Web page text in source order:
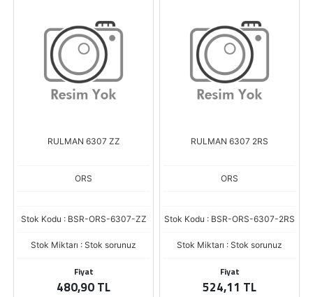
RULMAN 6307 ZZ
ORS
Stok Kodu : BSR-ORS-6307-ZZ
Stok Miktarı : Stok sorunuz
Fiyat
480,90 TL
RULMAN 6307 2RS
ORS
Stok Kodu : BSR-ORS-6307-2RS
Stok Miktarı : Stok sorunuz
Fiyat
524,11 TL